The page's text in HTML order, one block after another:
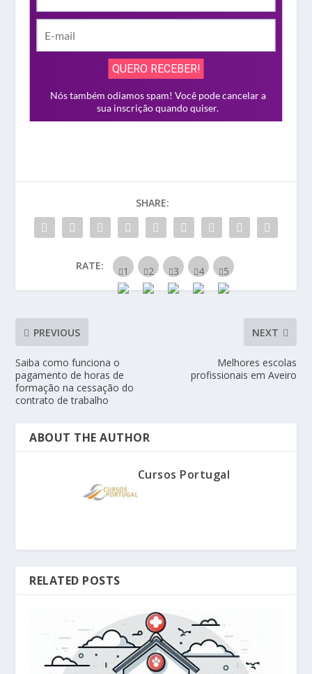
SHARE:
RATE:
PREVIOUS
Saiba como funciona o
pagamento de horas de
formação na cessação do
contrato de trabalho
NEXT
Melhores escolas
profissionais em Aveiro
ABOUT THE AUTHOR
Cursos Portugal
RELATED POSTS